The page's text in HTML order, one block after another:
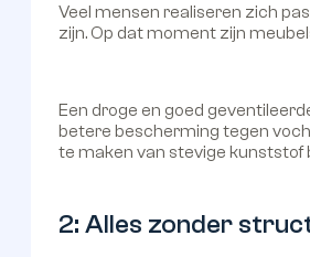
Veel mensen realiseren zich
zijn. Op dat moment zijn
Een droge en goed
betere bescherming tegen
te maken van stevige kunststof
2: Alles zonder